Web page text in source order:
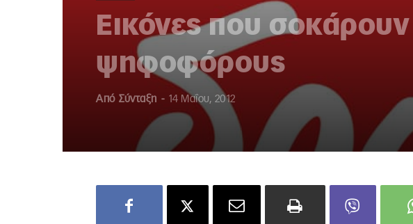
Εικόνες που
ψηφοφόρους
Από Σύνταξη - 14 Μαΐου, 2012